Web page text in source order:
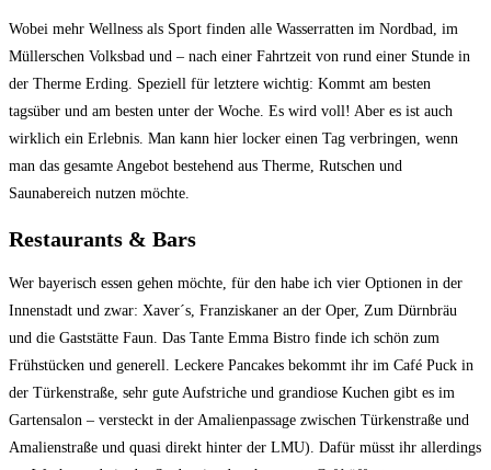
Wobei mehr Wellness als Sport finden alle Wasserratten im Nordbad, im
Müllerschen Volksbad und – nach einer Fahrtzeit von rund einer Stunde in
der Therme Erding. Speziell für letztere wichtig: Kommt am besten
tagsüber und am besten unter der Woche. Es wird voll! Aber es ist auch
wirklich ein Erlebnis. Man kann hier locker einen Tag verbringen, wenn
man das gesamte Angebot bestehend aus Therme, Rutschen und
Saunabereich nutzen möchte.
Restaurants & Bars
Wer bayerisch essen gehen möchte, für den habe ich vier Optionen in der
Innenstadt und zwar: Xaver´s, Franziskaner an der Oper, Zum Dürnbräu
und die Gaststätte Faun. Das Tante Emma Bistro finde ich schön zum
Frühstücken und generell. Leckere Pancakes bekommt ihr im Café Puck in
der Türkenstraße, sehr gute Aufstriche und grandiose Kuchen gibt es im
Gartensalon – versteckt in der Amalienpassage zwischen Türkenstraße und
Amalienstraße und quasi direkt hinter der LMU). Dafür müsst ihr allerdings